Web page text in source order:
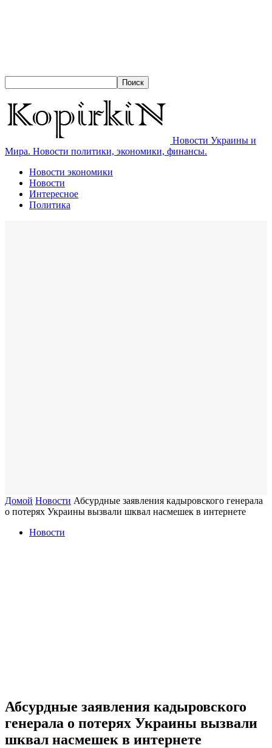
Новости Украины и
Мира. Новости политики, экономики, финансы.
Новости экономики
Новости
Интересное
Политика
Домой Новости Абсурдные заявления кадыровского генерала
о потерях Украины вызвали шквал насмешек в интернете
Новости
Абсурдные заявления кадыровского
генерала о потерях Украины вызвали
шквал насмешек в интернете